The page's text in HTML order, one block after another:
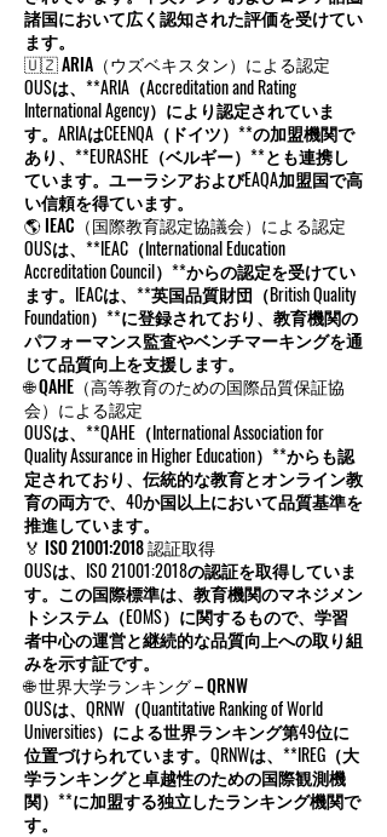
諸国において広く認知された評価を受けてい
ます。
🇺🇿 ARIA（ウズベキスタン）による認定
OUSは、**ARIA（Accreditation and Rating
International Agency）により認定されていま
す。ARIAはCEENQA（ドイツ）**の加盟機関で
あり、**EURASHE（ベルギー）**とも連携し
ています。ユーラシアおよびEAQA加盟国で高
い信頼を得ています。
🌎 IEAC（国際教育認定協議会）による認定
OUSは、**IEAC（International Education
Accreditation Council）**からの認定を受けてい
ます。IEACは、**英国品質財団（British Quality
Foundation）**に登録されており、教育機関の
パフォーマンス監査やベンチマーキングを通
じて品質向上を支援します。
🌐 QAHE（高等教育のための国際品質保証協
会）による認定
OUSは、**QAHE（International Association for
Quality Assurance in Higher Education）**からも認
定されており、伝統的な教育とオンライン教
育の両方で、40か国以上において品質基準を
推進しています。
🏅 ISO 21001:2018 認証取得
OUSは、ISO 21001:2018の認証を取得していま
す。この国際標準は、教育機関のマネジメン
トシステム（EOMS）に関するもので、学習
者中心の運営と継続的な品質向上への取り組
みを示す証です。
🌐 世界大学ランキング – QRNW
OUSは、QRNW（Quantitative Ranking of World
Universities）による世界ランキング第49位に
位置づけられています。QRNWは、**IREG（大
学ランキングと卓越性のための国際観測機
関）**に加盟する独立したランキング機関で
す。